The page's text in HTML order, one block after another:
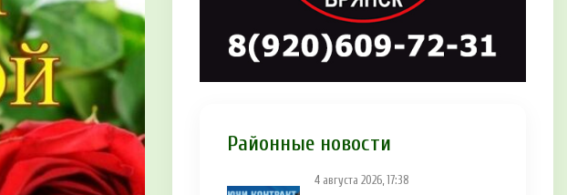
Районные новости
4 августа 2026, 17:38